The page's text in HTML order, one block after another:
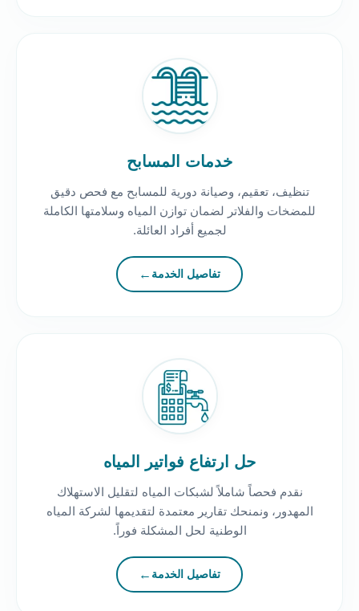
خدمات المسابح
تنظيف، تعقيم، وصيانة دورية للمسابح مع فحص دقيق
للمضخات والفلاتر لضمان توازن المياه وسلامتها الكاملة
لجميع أفراد العائلة.
تفاصيل الخدمة
حل ارتفاع فواتير المياه
نقدم فحصاً شاملاً لشبكات المياه لتقليل الاستهلاك
المهدور، ونمنحك تقارير معتمدة لتقديمها لشركة المياه
الوطنية لحل المشكلة فوراً.
تفاصيل الخدمة